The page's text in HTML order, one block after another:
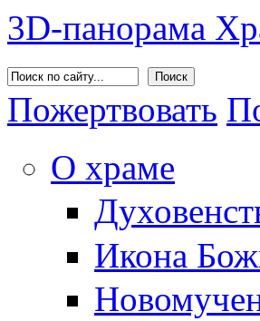
3D-панорама
Пожертвовать
О храме
Икона